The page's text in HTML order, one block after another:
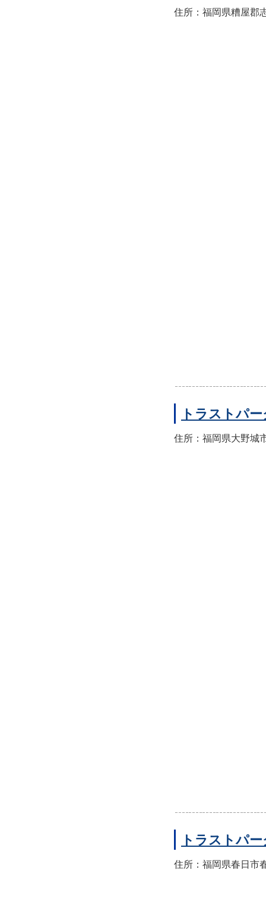
住所：福岡県糟屋郡
トラストパ
住所：福岡県大野城
トラストパ
住所：福岡県春日市